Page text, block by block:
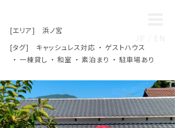
[エリア]
浜ノ宮
[タグ]
キャッシュレス対応
ゲストハウス
一棟貸し
和室 素泊まり 駐車場あり